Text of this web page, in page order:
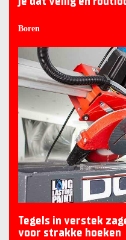
Boren
Tegels in verstek
voor strakke hoeken